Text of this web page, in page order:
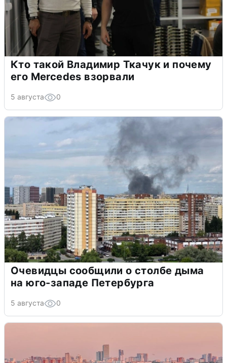
Кто такой Владимир Ткачук и почему
его Mercedes взорвали
5 августа 0
Очевидцы сообщили о столбе дыма
на юго-западе Петербурга
5 августа 0